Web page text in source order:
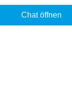
Chat öffnen